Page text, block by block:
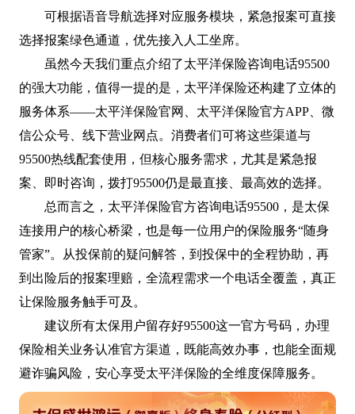
可根据语音导航选择对应服务模块，紧急报案可直接
选择报案绿色通道，优先接入人工坐席。
虽然今天我们重点介绍了太平洋保险咨询电话95500
的强大功能，值得一提的是，太平洋保险还构建了立体的
服务体系——太平洋保险官网、太平洋保险官方APP、微
信公众号、线下营业网点。消费者们可将这些渠道与
95500热线配套使用，但核心服务需求，尤其是紧急报
案、即时咨询，拨打95500仍是最直接、最高效的选择。
总而言之，太平洋保险官方咨询电话95500，是太保
连接用户的核心桥梁，也是每一位用户的保险服务“随身
管家”。从投保前的疑问解答，到投保中的全程协助，再
到出险后的报案理赔，全流程需求一个电话全覆盖，真正
让保险服务触手可及。
建议所有太保用户留存好95500这一官方号码，办理
保险相关业务认准官方渠道，既能高效办事，也能全面规
避诈骗风险，安心享受太平洋保险的全维度保障服务。